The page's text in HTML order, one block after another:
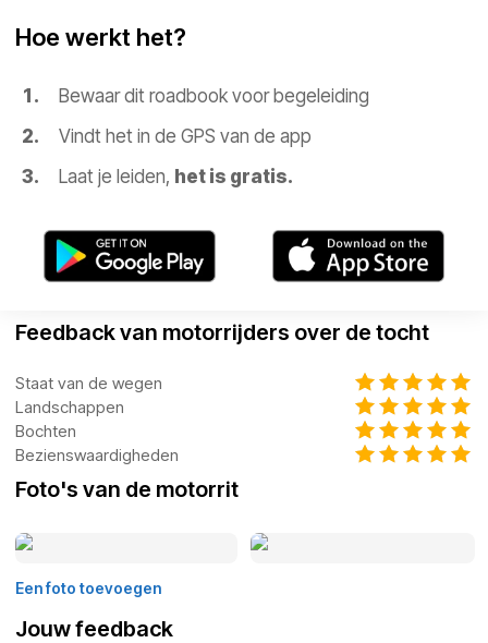
Hoe werkt het?
Bewaar dit roadbook voor begeleiding
Vindt het in de GPS van de app
Laat je leiden, het is gratis.
Feedback van motorrijders over de tocht
Staat van de wegen
Landschappen
Bochten
Bezienswaardigheden
Foto's van de motorrit
Een foto toevoegen
Jouw feedback